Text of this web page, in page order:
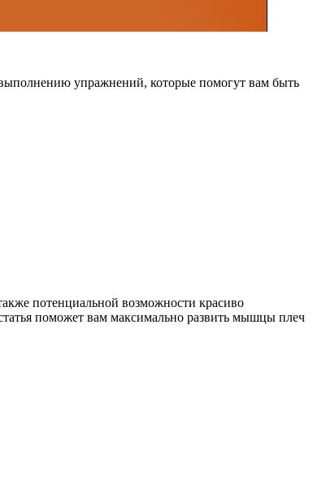
упражнений, которые помогут вам быть
потенциальной возможности красиво
поможет вам максимально развить мышцы плеч